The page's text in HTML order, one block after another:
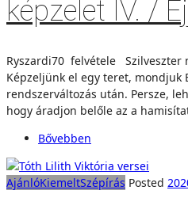
képzelet IV. /
Ryszardi70 felvétele Szilveszter
Képzeljünk el egy teret, mondjuk
rendszerváltozás után. Persze,
hogy áradjon belőle az a
Bővebben
AjánlóKiemeltSzépírás Posted